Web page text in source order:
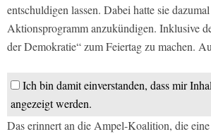
entschuldigen lassen. Dabei hatte sie
Aktionsprogramm anzukündigen. Inklusive
der Demokratie“ zum Feiertag zu machen.
Ich bin damit einverstanden, dass mir
angezeigt werden.
Das erinnert an die Ampel-Koalition, die